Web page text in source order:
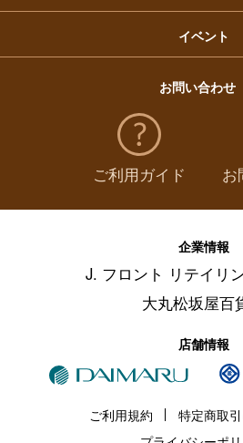
イベント
お問い合わせ
ご利用ガイド お
企業情報
J. フロント リテイリ
大丸松坂屋百
店舗情報
ご利用規約
特定商取